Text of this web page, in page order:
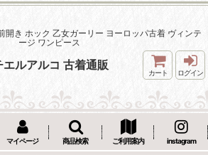
開き ホック 乙女ガーリー ヨーロッパ古着 ヴィンテ
ージ ワンピース
エルアルコ 古着通販
カート ログイン
マイページ 商品検索 ご利用案内 instagram